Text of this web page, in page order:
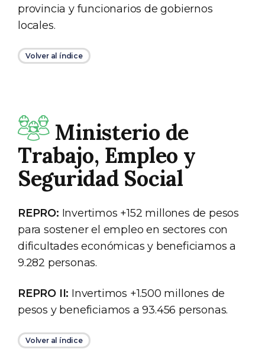
provincia y funcionarios de gobiernos
locales.
Volver al índice
Ministerio de
Trabajo, Empleo y
Seguridad Social
REPRO: Invertimos +152 millones de pesos
para sostener el empleo en sectores con
dificultades económicas y beneficiamos a
9.282 personas.
REPRO II: Invertimos +1.500 millones de
pesos y beneficiamos a 93.456 personas.
Volver al índice